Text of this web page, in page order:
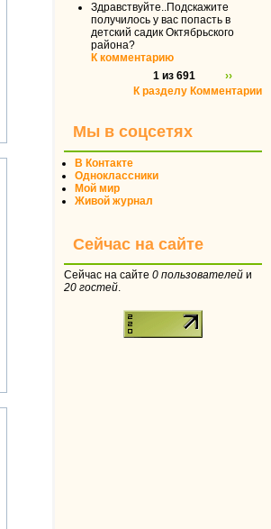
Здравствуйте..Подскажите
получилось у вас попасть в
детский садик Октябрьского
района?
К комментарию
1 из 691
››
К разделу Комментарии
Мы в соцсетях
В Контакте
Одноклассники
Мой мир
Живой журнал
Сейчас на сайте
Сейчас на сайте 0 пользователей и
20 гостей.